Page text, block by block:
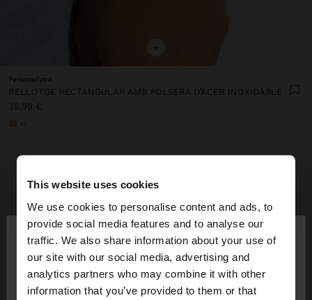
This website uses cookies
We use cookies to personalise content and ads, to
provide social media features and to analyse our
traffic. We also share information about your use of
our site with our social media, advertising and
analytics partners who may combine it with other
information that you’ve provided to them or that
hola ×
Estàs accedint al lloc des de Spain. Vols anar al
nostre lloc web de United States?
+
Personalized
RELLOTGE RECTANGULAR AMB POLSERA D’ACER INOXIDABLE
35,99 €